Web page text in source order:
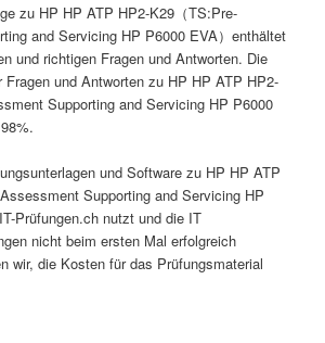
zu HP HP ATP HP2-K29（TS:Pre-
and Servicing HP P6000 EVA）enthältet
und richtigen Fragen und Antworten. Die
Fragen und Antworten zu HP HP ATP HP2-
Supporting and Servicing HP P6000
und Software zu HP HP ATP
Supporting and Servicing HP
Prüfungen.ch nutzt und die IT
nicht beim ersten Mal erfolgreich
wir, die Kosten für das Prüfungsmaterial